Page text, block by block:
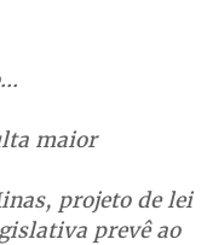
maior
projeto de lei
prevê ao